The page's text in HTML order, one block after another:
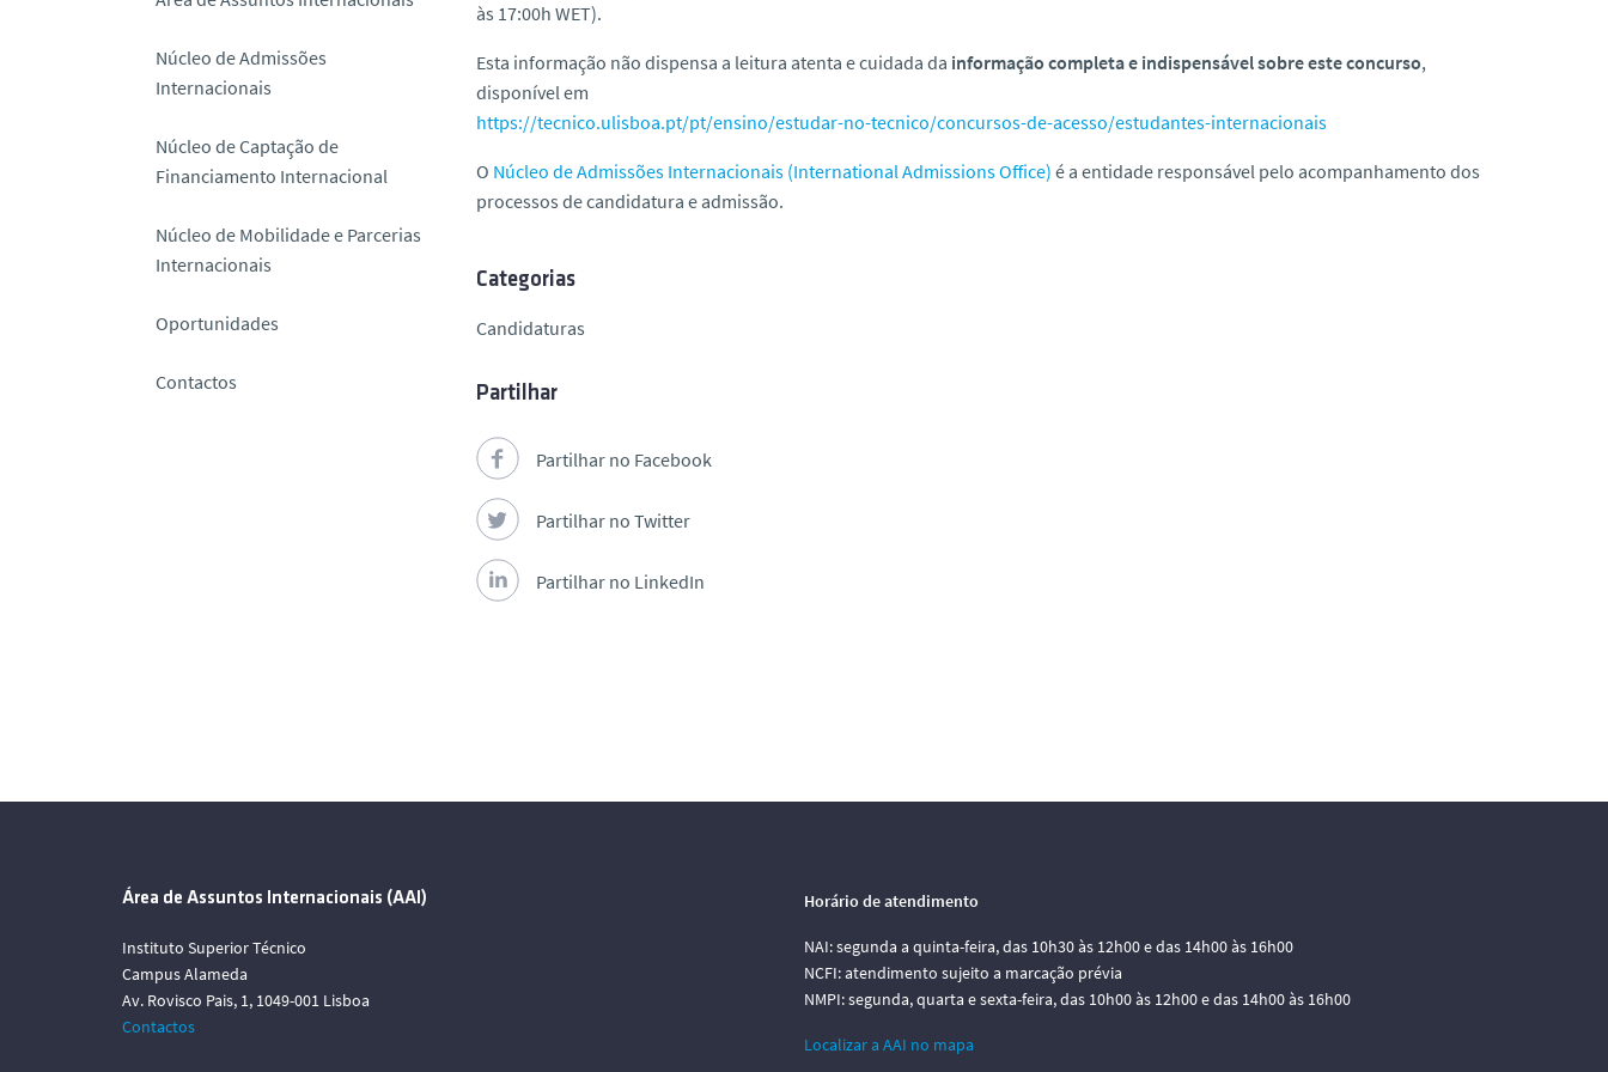
Núcleo de Admissões
Internacionais
Núcleo de Captação de
Financiamento Internacional
Núcleo de Mobilidade e Parcerias
Internacionais
Oportunidades
Contactos
às 17:00h WET).
Esta informação não dispensa a leitura atenta e cuidada da informação completa e indispensável sobre este concurso,
disponível em
https://tecnico.ulisboa.pt/pt/ensino/estudar-no-tecnico/concursos-de-acesso/estudantes-internacionais
O Núcleo de Admissões Internacionais (International Admissions Office) é a entidade responsável pelo acompanhamento dos
processos de candidatura e admissão.
Categorias
Candidaturas
Partilhar
Partilhar no Facebook
Partilhar no Twitter
Partilhar no LinkedIn
Área de Assuntos Internacionais (AAI)
Instituto Superior Técnico
Campus Alameda
Av. Rovisco Pais, 1, 1049-001 Lisboa
Contactos
Horário de atendimento
NAI: segunda a quinta-feira, das 10h30 às 12h00 e das 14h00 às 16h00
NCFI: atendimento sujeito a marcação prévia
NMPI: segunda, quarta e sexta-feira, das 10h00 às 12h00 e das 14h00 às 16h00
Localizar a AAI no mapa